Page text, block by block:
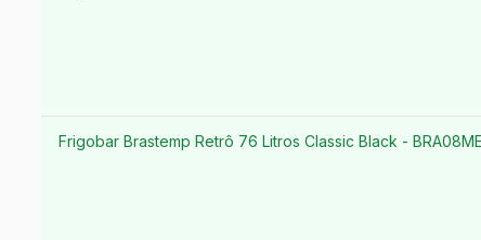
Frigobar Brastemp Retrô 76 Litros Classic Black -